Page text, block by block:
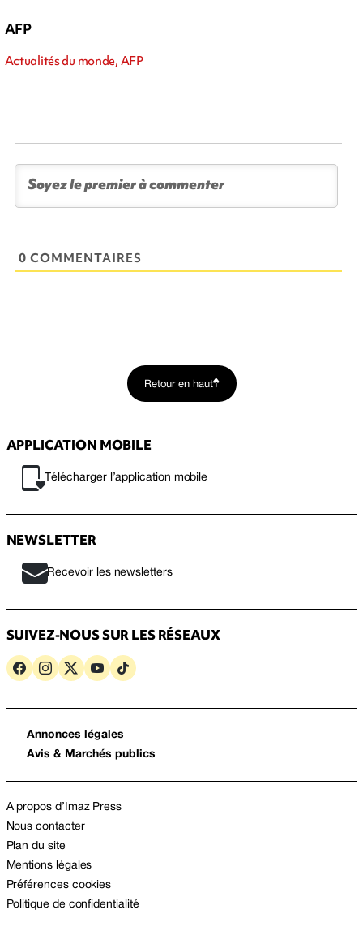
AFP
Actualités du monde, AFP
0 COMMENTAIRES
Retour en haut
APPLICATION MOBILE
Télécharger l’application mobile
NEWSLETTER
Recevoir les newsletters
SUIVEZ-NOUS SUR LES RÉSEAUX
Annonces légales
Avis & Marchés publics
A propos d’Imaz Press
Nous contacter
Plan du site
Mentions légales
Préférences cookies
Politique de confidentialité